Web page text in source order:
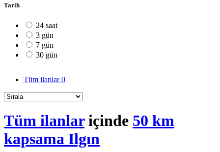
Tarih
24 saat
3 gün
7 gün
30 gün
Tüm ilanlar0
Tüm ilanlariçinde 50 km
kapsama Ilgın